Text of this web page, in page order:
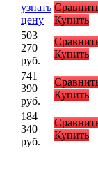
узнать
цену
Купить
503
270
руб.
Купить
741
390
руб.
Купить
184
340
руб.
Купить